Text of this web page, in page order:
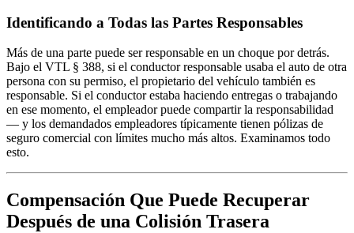
Identificando a Todas las Partes Responsables
Más de una parte puede ser responsable en un choque por detrás.
Bajo el VTL § 388, si el conductor responsable usaba el auto de otra
persona con su permiso, el propietario del vehículo también es
responsable. Si el conductor estaba haciendo entregas o trabajando
en ese momento, el empleador puede compartir la responsabilidad
— y los demandados empleadores típicamente tienen pólizas de
seguro comercial con límites mucho más altos. Examinamos todo
esto.
Compensación Que Puede Recuperar
Después de una Colisión Trasera